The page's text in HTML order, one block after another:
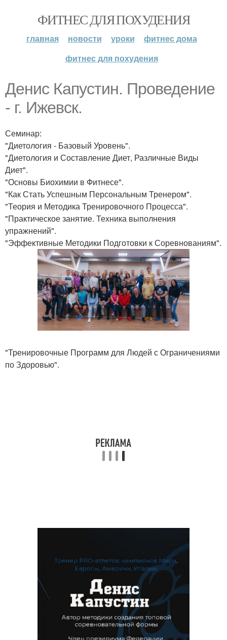
ФИТНЕС ДЛЯ ПОХУДЕНИЯ
главная новости уроки
фитнес дома
фитнес для похудения
Денис Капустин. Проведение
- г. Ижевск.
Семинар:
"Диетология - Базовый Уровень".
"Диетология и Составление Диет, Различные Виды
Диет".
"Основы Биохимии в Фитнесе".
"Как Стать Успешным Персональным Тренером".
"Теория и Методика Тренировочного Процесса".
"Практическое занятие. Техника выполнения
упражнений".
"Эффективные Методики Подготовки к Соревнованиям".
"Тренировочные Программ для Людей с Ограничениями
по Здоровью".